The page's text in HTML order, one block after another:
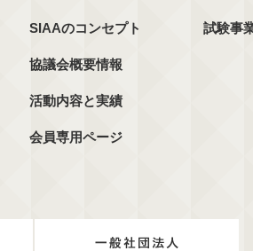
SIAAのコンセプト
協議会概要情報
活動内容と実績
会員専用ページ
試験事